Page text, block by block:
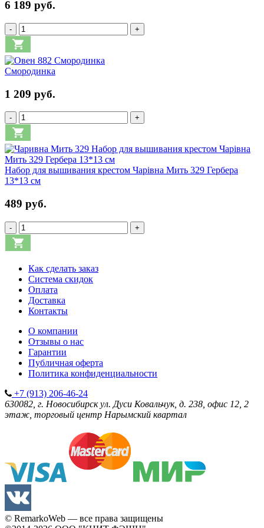
6 189 руб.
- +
Смородинка
1 209 руб.
- +
Набор для вышивания крестом Чарівна Мить 329 Гербера
13*13 см
489 руб.
- +
Как сделать заказ
Система скидок
Оплата
Доставка
Контакты
О компании
Отзывы о нас
Гарантии
Публичная оферта
Политика конфиденциальности
+7 (913) 206-46-24
630082, г. Новосибирск ул. Дуси Ковальчук, д. 238, офис 12, 2
этаж, торговый центр Нарымский квартал
© RemarkoWeb — все права защищены